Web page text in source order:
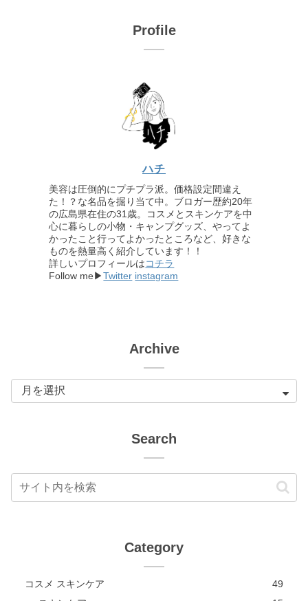
Profile
ハチ
美容は圧倒的にプチプラ派。価格設定間違え
た！？な名品を掘り当て中。ブロガー歴約20年
の広島県在住の31歳。コスメとスキンケアを中
心に暮らしの小物・キャンプグッズ、やってよ
かったこと行ってよかったところなど、好きな
ものを熱量高く紹介しています！！
詳しいプロフィールはコチラ
Follow me▶Twitter instagram
Archive
Search
Category
コスメ スキンケア
49